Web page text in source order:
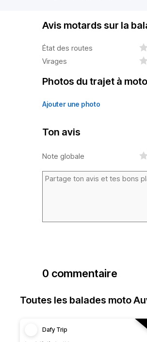
Avis motards sur la
État des routes
Virages
Photos du trajet à moto
Ajouter une photo
Ton avis
Note globale
0 commentaire
Toutes les balades moto
Dafy Trip